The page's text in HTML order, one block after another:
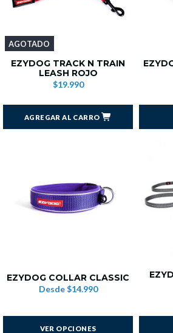
AGOTADO
EZYDOG TRACK N TRAIN
LEASH ROJO
$19.990
AGREGAR AL CARRO
EZYDOG COLLAR CLASSIC
Desde$14.990
VER OPCIONES